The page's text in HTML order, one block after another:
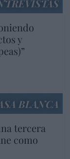
y
BLANCA
tercera
como